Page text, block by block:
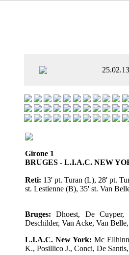
25.02.13
Girone 1
BRUGES - L.I.A.C. NEW
Reti: 13' pt. Turan (L), 28' pt.
st. Lestienne (B), 35' st. Van
Bruges: Dhoest, De Cuyper,
Deschilder, Van Acke, Van
L.I.A.C. New York: Mc
K., Posillico J., Conci, De